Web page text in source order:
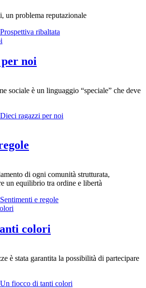
un problema reputazionale
ribaltata
noi
sociale è un linguaggio “speciale” che deve
ragazzi per noi
di ogni comunità strutturata,
un equilibrio tra ordine e libertà
e regole
colori
è stata garantita la possibilità di partecipare
fiocco di tanti colori